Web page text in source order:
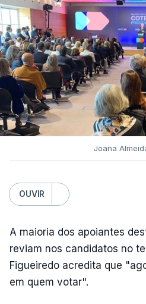
Joana
OUVIR
A maioria dos apoiantes
reviam nos candidatos no
Figueiredo acredita que
em quem votar".